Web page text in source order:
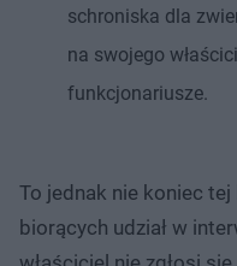
schroniska dla
na swojego
funkcjonariusze.
To jednak nie koniec
biorących udział w